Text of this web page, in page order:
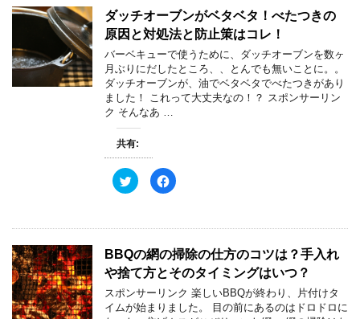
i
t
r
で
共
有
新
し
ウ
ィ
ン
ド
ウ
で
開
)
で
共
有
る
に
は
ク
ッ
ク
い
新
ィ
ド
ウ
で
開
ま
す
)
ダッチオーブンがベタベタ！べたつきの
原因と対処法と防止策はコレ！
バーベキューで使うために、ダッチオーブンを数ヶ
月ぶりにだしたところ、、とんでも無いことに。。
ダッチオーブンが、油でベタベタでべたつきがあり
ました！ これって大丈夫なの！？ スポンサーリン
ク そんなあ …
共有:
ク
リ
て
i
t
r
で
共
F
a
o
k
で
共
有
る
に
は
BBQの網の掃除の仕方のコツは？手入れ
や捨て方とそのタイミングはいつ？
スポンサーリンク 楽しいBBQが終わり、片付けタ
イムが始まりました。 目の前にあるのはドロドロに